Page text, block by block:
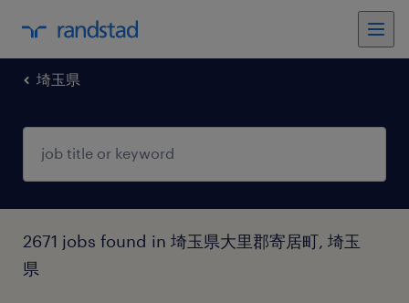
埼玉県
2671 jobs found in 埼玉県大里郡寄居町, 埼玉
県